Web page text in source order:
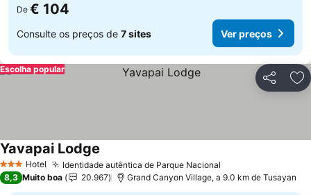
De € 104
Consulte os preços de 7 sites Ver preços
Partilhar
Escolha popular
3 EstrelasHotel Identidade autêntica de Parque Nacional
Yavapai Lodge
8,3 Muito boa 20.967 Grand Canyon Village, a 9.0 km de Tusayan